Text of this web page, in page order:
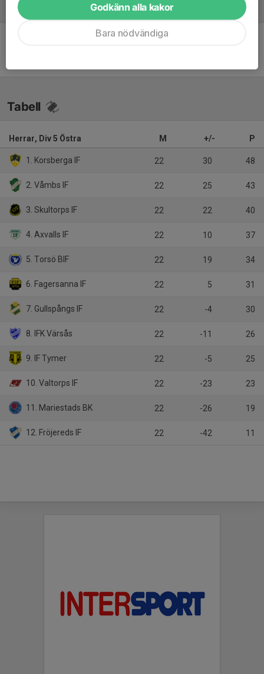
Referat
Tabell
Herrar, Div 5 Östra M +/- P
1. Korsberga IF 22 30 48
2. Våmbs IF 22 25 43
3. Skultorps IF 22 22 40
4. Axvalls IF 22 10 37
5. Torsö BIF 22 19 34
6. Fagersanna IF 22 5 31
7. Gullspångs IF 22 -4 30
8. IFK Värsås 22 -11 26
9. IF Tymer 22 -5 25
10. Valtorps IF 22 -23 23
11. Mariestads BK 22 -26 19
12. Fröjereds IF 22 -42 11
Godkänn alla kakor
Bara nödvändiga